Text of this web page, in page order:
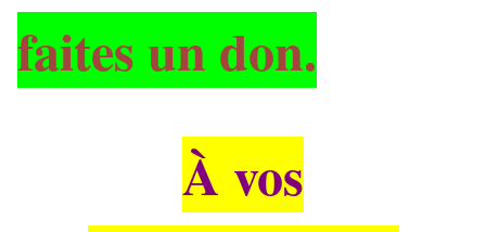
faites un don.
À vos